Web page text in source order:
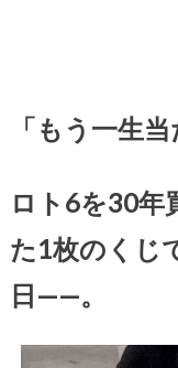
「もう一生
ロト6を30年
た1枚のくじ
日——。